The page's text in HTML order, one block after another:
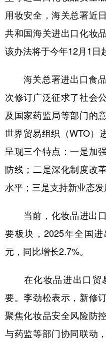
彩票 娱乐
公益 一带一路
地方频道
北京 天津
安徽
山东 河南
陕西
多语种频道
English Español
用妆安全，海关总署近
共和国海关进出口化妆
该办法将于今年12月1日
海关总署进出口食品
次修订广泛征求了社会
及国家药监局等部门的
世界贸易组织（WTO）
呈现三个特点：一是加
防线；二是深化制度改
水平；三是支持新业态发
当前，化妆品进出口
要板块，2025年全国
元，同比增长2.7%。
在化妆品进出口贸
要。李劲松表示，新修
聚焦化妆品安全风险防
与药监等部门协同联动